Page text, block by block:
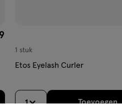
met één,Bijna uitverkocht!Er
1 stuk
Etos Eyelash Curler
1 Toevoegen